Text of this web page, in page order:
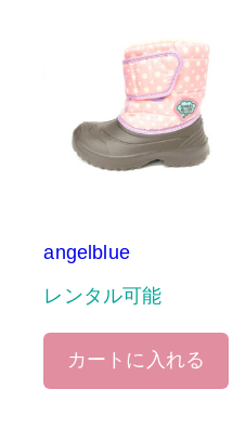
angelblue
レンタル可能
カートに入れる